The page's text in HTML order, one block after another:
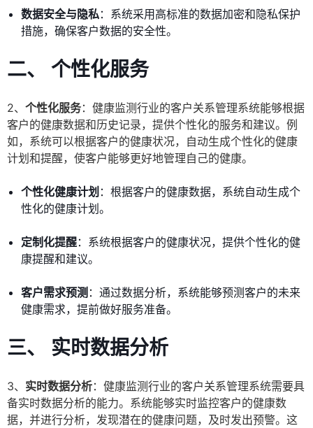
数据安全与隐私：系统采用高标准的数据加密和隐私保护
措施，确保客户数据的安全性。
二、 个性化服务
2、 个性化服务：健康监测行业的客户关系管理系统能够根据
客户的健康数据和历史记录，提供个性化的服务和建议。例
如，系统可以根据客户的健康状况，自动生成个性化的健康
计划和提醒，使客户能够更好地管理自己的健康。
个性化健康计划 ：根据客户的健康数据，系统自动生成个
性化的健康计划。
定制化提醒：系统根据客户的健康状况，提供个性化的健
康提醒和建议。
客户需求预测 ：通过数据分析，系统能够预测客户的未来
健康需求，提前做好服务准备。
三、 实时数据分析
3、 实时数据分析：健康监测行业的客户关系管理系统需要具
备实时数据分析的能力。系统能够实时监控客户的健康数
据，并进行分析，发现潜在的健康问题，及时发出预警。这